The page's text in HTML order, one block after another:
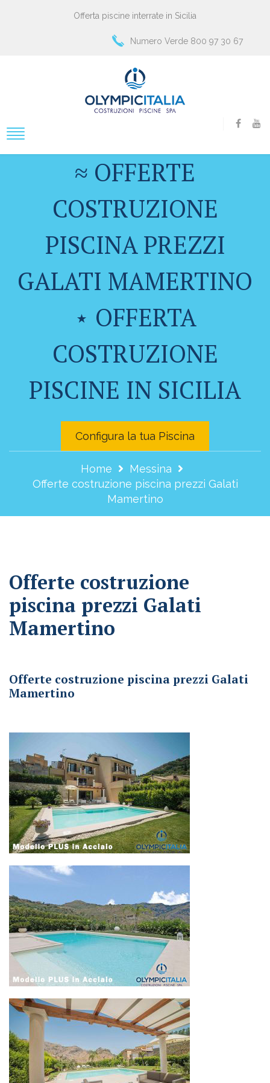
Offerta piscine interrate in Sicilia
Numero Verde 800 97 30 67
≈ OFFERTE
COSTRUZIONE
PISCINA PREZZI
GALATI MAMERTINO
⋆ OFFERTA
COSTRUZIONE
PISCINE IN SICILIA
Configura la tua Piscina
Home
Messina
Offerte costruzione piscina prezzi Galati
Mamertino
Offerte costruzione
piscina prezzi Galati
Mamertino
Offerte costruzione piscina prezzi Galati
Mamertino